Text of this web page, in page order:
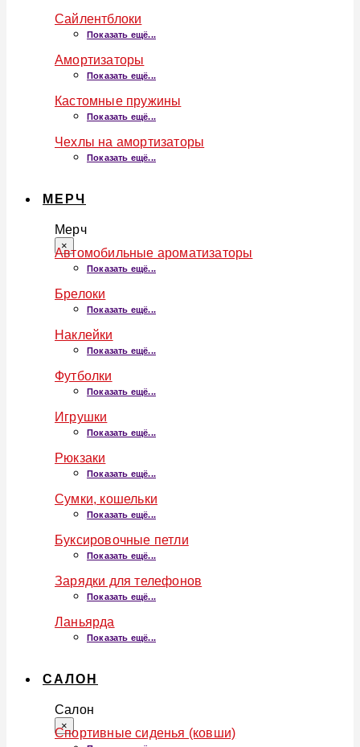
Сайлентблоки
Показать ещё...
Амортизаторы
Показать ещё...
Кастомные пружины
Показать ещё...
Чехлы на амортизаторы
Показать ещё...
МЕРЧ
Мерч
×
Автомобильные ароматизаторы
Показать ещё...
Брелоки
Показать ещё...
Наклейки
Показать ещё...
Футболки
Показать ещё...
Игрушки
Показать ещё...
Рюкзаки
Показать ещё...
Сумки, кошельки
Показать ещё...
Буксировочные петли
Показать ещё...
Зарядки для телефонов
Показать ещё...
Ланьярда
Показать ещё...
САЛОН
Салон
×
Спортивные сиденья (ковши)